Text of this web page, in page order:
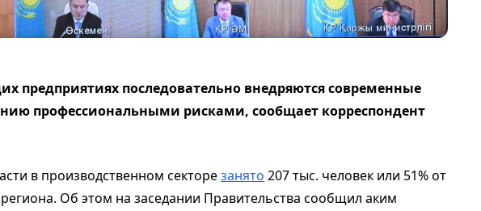
предприятиях последовательно внедряются современные
профессиональными рисками, сообщает корреспондент
в производственном секторезанято 207 тыс. человек или 51% от
Об этом на заседании Правительства сообщил аким